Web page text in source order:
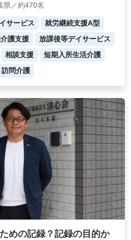
県／約470名
サービス
就労継続支援A型
護支援
放課後等デイサービス
相談支援
短期入所生活介護
訪問介護
めの記録？記録の目的か